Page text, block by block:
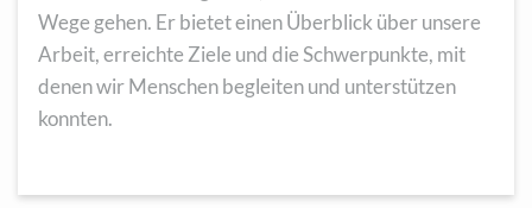
Wege gehen. Er bietet einen Überblick über unsere
Arbeit, erreichte Ziele und die Schwerpunkte, mit
denen wir Menschen begleiten und unterstützen
konnten.